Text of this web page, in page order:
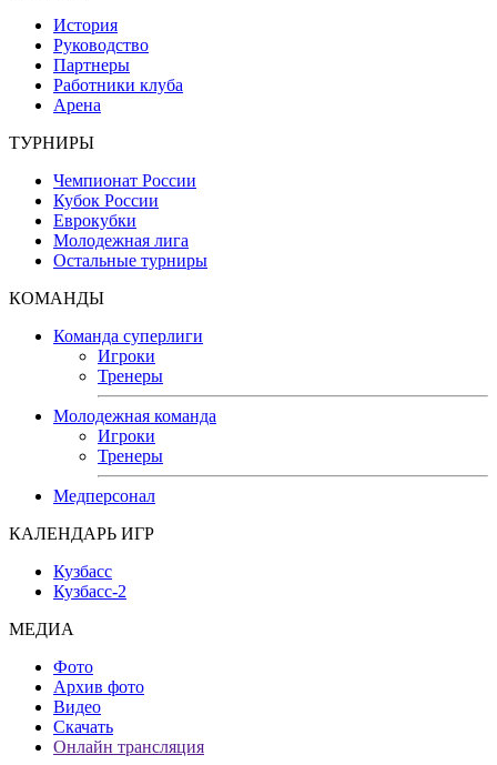
История
Руководство
Партнеры
Работники клуба
Арена
ТУРНИРЫ
Чемпионат России
Кубок России
Еврокубки
Молодежная лига
Остальные турниры
КОМАНДЫ
Команда суперлиги
Игроки
Тренеры
Молодежная команда
Игроки
Тренеры
Медперсонал
КАЛЕНДАРЬ ИГР
Кузбасс
Кузбасс-2
МЕДИА
Фото
Архив фото
Видео
Скачать
Онлайн трансляция